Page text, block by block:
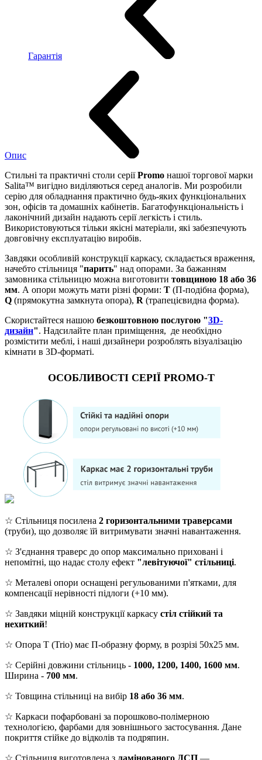
Гарантія
Опис
Стильні та практичні столи серіїPromo нашої торгової марки
Salita™ вигідно виділяються серед аналогів. Ми розробили
серію для обладнання практично будь-яких функціональних
зон, офісів та домашніх кабінетів. Багатофункціональність і
лаконічний дизайн надають серії легкість і стиль.
Використовуються тільки якісні матеріали, які забезпечують
довговічну експлуатацію виробів.
Завдяки особливій конструкції каркасу, складається враження,
начебто стільниця "парить" над опорами. За бажанням
замовника стільницю можна виготовити товщиною 18 або 36
мм. А опори можуть мати різні форми: Т (П-подібна форма),
Q (прямокутна замкнута опора), R (трапецієвидна форма).
Скористайтеся нашою безкоштовною послугою "3D-
дизайн". Надсилайте план приміщення, де необхідно
розмістити меблі, і наші дизайнери розроблять візуалізацію
кімнати в 3D-форматі.
ОСОБЛИВОСТІ СЕРІЇ PROMO-T
☆ Стільниця посилена 2 горизонтальними траверсами
(труби), що дозволяє їй витримувати значні навантаження.
☆ З'єднання траверс до опор максимально приховані і
непомітні, що надає столу ефект "левітуючої" стільниці.
☆ Металеві опори оснащені регульованими п'ятками, для
компенсації нерівності підлоги (+10 мм).
☆ Завдяки міцній конструкції каркасу стіл стійкий та
нехиткий!
☆ Опора T (Trio) має П-образну форму, в розрізі 50х25 мм.
☆ Серійні довжини стільниць - 1000, 1200, 1400, 1600 мм.
Ширина - 700 мм.
☆ Товщина стільниці на вибір 18 або 36 мм.
☆ Каркаси пофарбовані за порошково-полімерною
технологією, фарбами для зовнішнього застосування. Дане
покриття стійке до відколів та подряпин.
☆ Стільниця виготовлена з ламінованого ДСП —